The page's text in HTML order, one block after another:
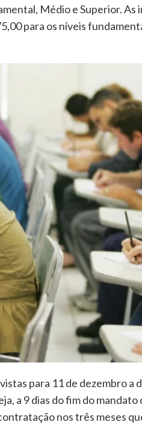
Médio e Superior.
para os níveis
para 11 de dezembro a
a 9 dias do fim do
nos três meses